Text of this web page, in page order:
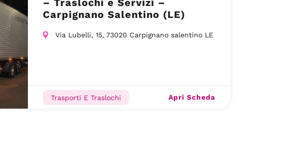
Carpignano Salentino (LE)
Via Lubelli, 15, 73020 Carpignano salentino LE
Trasporti E Traslochi Apri Scheda